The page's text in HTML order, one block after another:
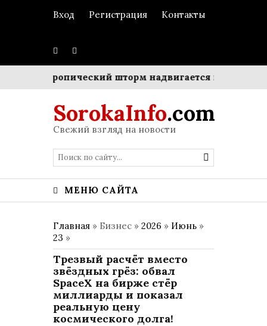
Вход Регистрация Контакты
Тропический шторм надвигается на Японию:
SorokaInfo.com
Свежий взгляд на новости
МЕНЮ САЙТА
Главная » Бизнес » 2026 » Июнь »
23 »
Трезвый расчёт вместо
звёздных грёз: обвал
SpaceX на бирже стёр
миллиарды и показал
реальную цену
космического долга!